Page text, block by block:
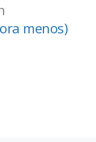
menos)